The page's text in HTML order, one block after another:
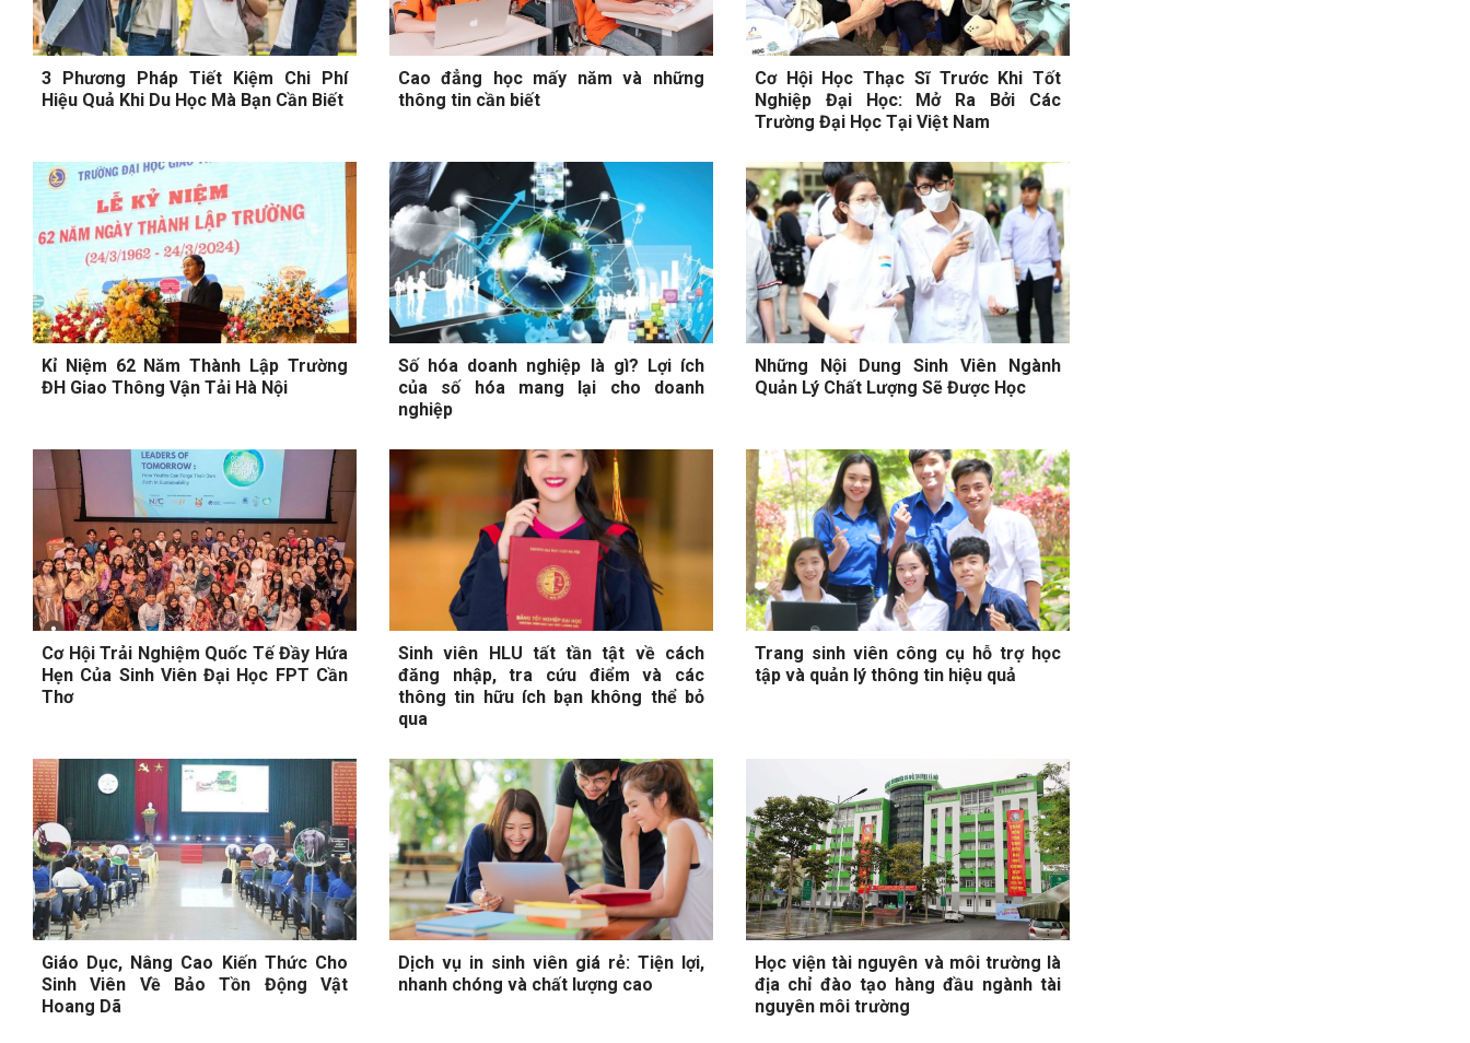
3 Phương Pháp Tiết Kiệm Chi Phí
Hiệu Quả Khi Du Học Mà Bạn Cần Biết
Cao đẳng học mấy năm và những
thông tin cần biết
Cơ Hội Học Thạc Sĩ Trước Khi Tốt
Nghiệp Đại Học: Mở Ra Bởi Các
Trường Đại Học Tại Việt Nam
Kỉ Niệm 62 Năm Thành Lập Trường
ĐH Giao Thông Vận Tải Hà Nội
Số hóa doanh nghiệp là gì? Lợi ích
của số hóa mang lại cho doanh
nghiệp
Những Nội Dung Sinh Viên Ngành
Quản Lý Chất Lượng Sẽ Được Học
Cơ Hội Trải Nghiệm Quốc Tế Đầy Hứa
Hẹn Của Sinh Viên Đại Học FPT Cần
Thơ
Sinh viên HLU tất tần tật về cách
đăng nhập, tra cứu điểm và các
thông tin hữu ích bạn không thể bỏ
qua
Trang sinh viên công cụ hỗ trợ học
tập và quản lý thông tin hiệu quả
Giáo Dục, Nâng Cao Kiến Thức Cho
Sinh Viên Về Bảo Tồn Động Vật
Hoang Dã
Dịch vụ in sinh viên giá rẻ: Tiện lợi,
nhanh chóng và chất lượng cao
Học viện tài nguyên và môi trường là
địa chỉ đào tạo hàng đầu ngành tài
nguyên môi trường